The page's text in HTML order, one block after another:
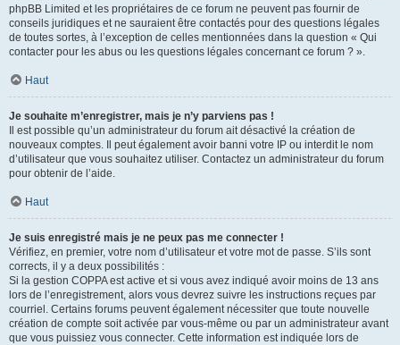
phpBB Limited et les propriétaires de ce forum ne peuvent pas fournir de
conseils juridiques et ne sauraient être contactés pour des questions légales
de toutes sortes, à l’exception de celles mentionnées dans la question « Qui
contacter pour les abus ou les questions légales concernant ce forum ? ».
Haut
Je souhaite m’enregistrer, mais je n’y parviens pas !
Il est possible qu’un administrateur du forum ait désactivé la création de
nouveaux comptes. Il peut également avoir banni votre IP ou interdit le nom
d’utilisateur que vous souhaitez utiliser. Contactez un administrateur du forum
pour obtenir de l’aide.
Haut
Je suis enregistré mais je ne peux pas me connecter !
Vérifiez, en premier, votre nom d’utilisateur et votre mot de passe. S’ils sont
corrects, il y a deux possibilités :
Si la gestion COPPA est active et si vous avez indiqué avoir moins de 13 ans
lors de l’enregistrement, alors vous devrez suivre les instructions reçues par
courriel. Certains forums peuvent également nécessiter que toute nouvelle
création de compte soit activée par vous-même ou par un administrateur avant
que vous puissiez vous connecter. Cette information est indiquée lors de